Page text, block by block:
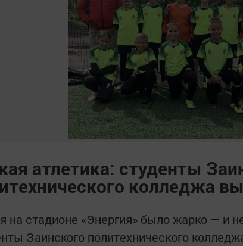
атлетика: студенты
колледжа
на стадионе «Энергия» было жарко — и
Заинского политехнического